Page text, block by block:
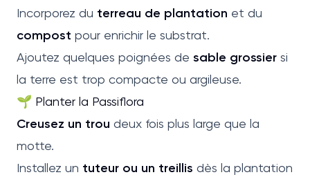
Incorporez du terreau de plantation et du
compost pour enrichir le substrat.
Ajoutez quelques poignées de sable grossier si
la terre est trop compacte ou argileuse.
🌱 Planter la Passiflora
Creusez un trou deux fois plus large que la
motte.
Installez un tuteur ou un treillis dès la plantation